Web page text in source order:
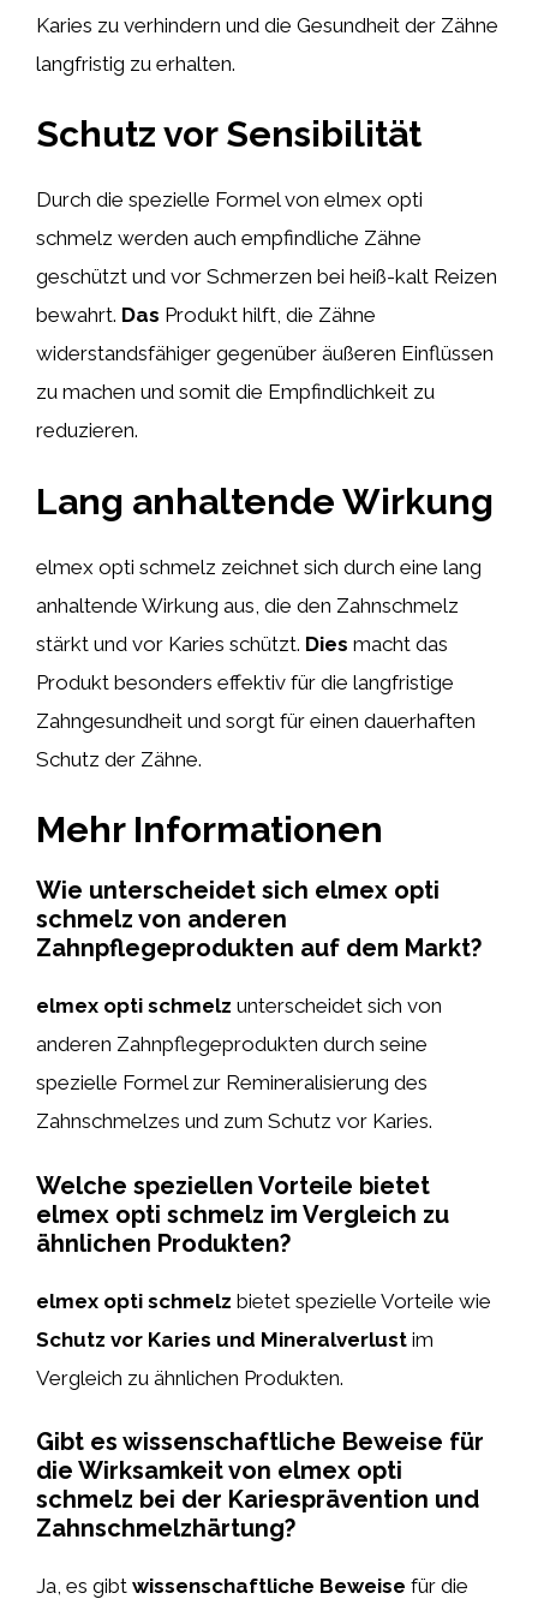
Karies zu verhindern und die Gesundheit der Zähne
langfristig zu erhalten.
Schutz vor Sensibilität
Durch die spezielle Formel von elmex opti
schmelz werden auch empfindliche Zähne
geschützt und vor Schmerzen bei heiß-kalt Reizen
bewahrt. Das Produkt hilft, die Zähne
widerstandsfähiger gegenüber äußeren Einflüssen
zu machen und somit die Empfindlichkeit zu
reduzieren.
Lang anhaltende Wirkung
elmex opti schmelz zeichnet sich durch eine lang
anhaltende Wirkung aus, die den Zahnschmelz
stärkt und vor Karies schützt. Dies macht das
Produkt besonders effektiv für die langfristige
Zahngesundheit und sorgt für einen dauerhaften
Schutz der Zähne.
Mehr Informationen
Wie unterscheidet sich elmex opti
schmelz von anderen
Zahnpflegeprodukten auf dem Markt?
elmex opti schmelz unterscheidet sich von
anderen Zahnpflegeprodukten durch seine
spezielle Formel zur Remineralisierung des
Zahnschmelzes und zum Schutz vor Karies.
Welche speziellen Vorteile bietet
elmex opti schmelz im Vergleich zu
ähnlichen Produkten?
elmex opti schmelz bietet spezielle Vorteile wie
Schutz vor Karies und Mineralverlust im
Vergleich zu ähnlichen Produkten.
Gibt es wissenschaftliche Beweise für
die Wirksamkeit von elmex opti
schmelz bei der Kariesprävention und
Zahnschmelzhärtung?
Ja, es gibt wissenschaftliche Beweise für die